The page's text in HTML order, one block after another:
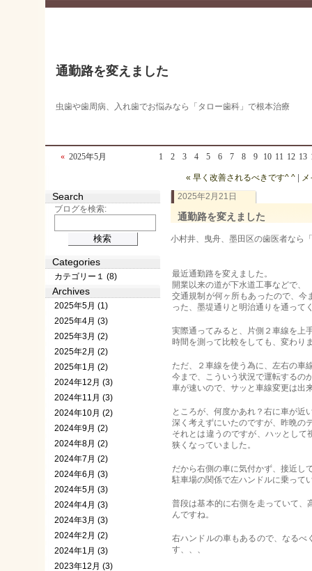
通勤路を変えました
虫歯や歯周病、入れ歯でお悩みなら「タロー歯科」で根本治療
« 2025年5月 1 2 3 4 5 6 7 8 9 10 11 12 13
« 早く改善されるべきです^ ^
2025年2月21日
通勤路を変えました
小村井、曳舟、墨田区の歯医者なら
最近通勤路を変えました。
開業以来の道が下水道工事などで、
交通規制が何ヶ所もあったので、
った、墨堤通りと明治通りを通って
実際通ってみると、片側２車線を上
時間を測って比較をしても、変わり
ただ、２車線を使う為に、左右の車
今まで、こういう状況で運転するの
車が速いので、サッと車線変更は出
ところが、何度かあれ？右に車が近
深く考えずにいたのですが、昨晩の
それとは違うのですが、ハッとし
狭くなっていました。
だから右側の車に気付かず、接近し
駐車場の関係で左ハンドルに乗って
普段は基本的に右側を走っていて
んですね。
右ハンドルの車もあるので、なる
す、、、
Search
ブログを検索:
Categories
カテゴリー１ (8)
Archives
2025年5月 (1)
2025年4月 (3)
2025年3月 (2)
2025年2月 (2)
2025年1月 (2)
2024年12月 (3)
2024年11月 (3)
2024年10月 (2)
2024年9月 (2)
2024年8月 (2)
2024年7月 (2)
2024年6月 (3)
2024年5月 (3)
2024年4月 (3)
2024年3月 (3)
2024年2月 (2)
2024年1月 (3)
2023年12月 (3)